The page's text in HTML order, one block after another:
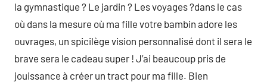
la gymnastique ? Le jardin ? Les voyages ?dans le cas
où dans la mesure où ma fille votre bambin adore les
ouvrages, un spicilège vision personnalisé dont il sera le
brave sera le cadeau super ! J’ai beaucoup pris de
jouissance à créer un tract pour ma fille. Bien